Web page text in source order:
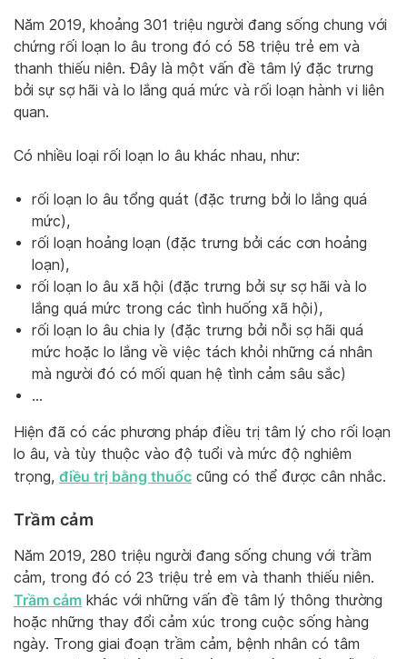
Năm 2019, khoảng 301 triệu người đang sống chung với
chứng rối loạn lo âu trong đó có 58 triệu trẻ em và
thanh thiếu niên. Đây là một vấn đề tâm lý đặc trưng
bởi sự sợ hãi và lo lắng quá mức và rối loạn hành vi liên
quan.
Có nhiều loại rối loạn lo âu khác nhau, như:
rối loạn lo âu tổng quát (đặc trưng bởi lo lắng quá
mức),
rối loạn hoảng loạn (đặc trưng bởi các cơn hoảng
loạn),
rối loạn lo âu xã hội (đặc trưng bởi sự sợ hãi và lo
lắng quá mức trong các tình huống xã hội),
rối loạn lo âu chia ly (đặc trưng bởi nỗi sợ hãi quá
mức hoặc lo lắng về việc tách khỏi những cá nhân
mà người đó có mối quan hệ tình cảm sâu sắc)
…
Hiện đã có các phương pháp điều trị tâm lý cho rối loạn
lo âu, và tùy thuộc vào độ tuổi và mức độ nghiêm
trọng, điều trị bằng thuốc cũng có thể được cân nhắc.
Trầm cảm
Năm 2019, 280 triệu người đang sống chung với trầm
cảm, trong đó có 23 triệu trẻ em và thanh thiếu niên.
Trầm cảm khác với những vấn đề tâm lý thông thường
hoặc những thay đổi cảm xúc trong cuộc sống hàng
ngày. Trong giai đoạn trầm cảm, bệnh nhân có tâm